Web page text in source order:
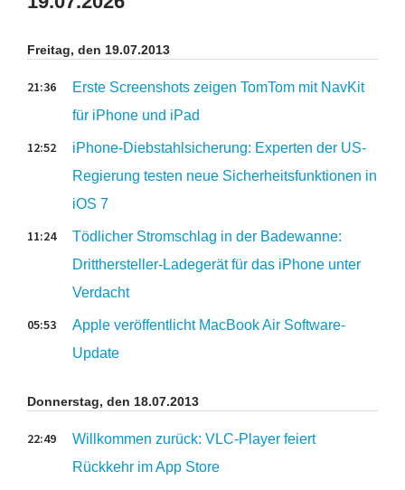
Freitag, den 19.07.2013
Erste Screenshots zeigen TomTom mit NavKit
für iPhone und iPad
21:36
iPhone-Diebstahlsicherung: Experten der US-
Regierung testen neue Sicherheitsfunktionen in
iOS 7
12:52
Tödlicher Stromschlag in der Badewanne:
Dritthersteller-Ladegerät für das iPhone unter
Verdacht
11:24
Apple veröffentlicht MacBook Air Software-
Update
05:53
Donnerstag, den 18.07.2013
Willkommen zurück: VLC-Player feiert
Rückkehr im App Store
22:49